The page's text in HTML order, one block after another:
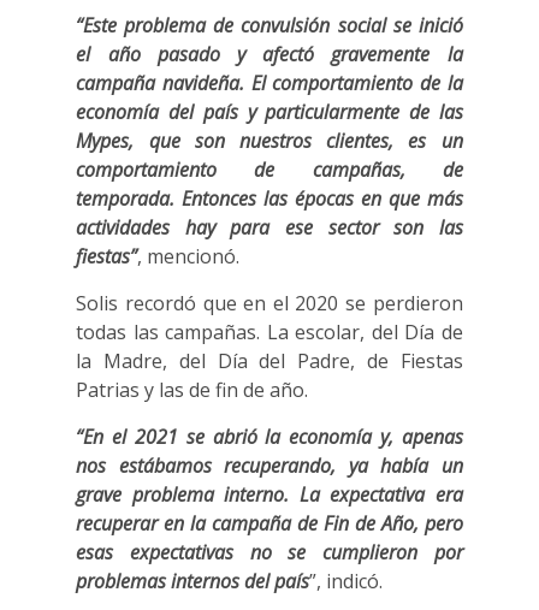
“Este problema de convulsión social se inició
el año pasado y afectó gravemente la
campaña navideña. El comportamiento de la
economía del país y particularmente de las
Mypes, que son nuestros clientes, es un
comportamiento de campañas, de
temporada. Entonces las épocas en que más
actividades hay para ese sector son las
fiestas”, mencionó.
Solis recordó que en el 2020 se perdieron
todas las campañas. La escolar, del Día de
la Madre, del Día del Padre, de Fiestas
Patrias y las de fin de año.
“En el 2021 se abrió la economía y, apenas
nos estábamos recuperando, ya había un
grave problema interno. La expectativa era
recuperar en la campaña de Fin de Año, pero
esas expectativas no se cumplieron por
problemas internos del país”, indicó.